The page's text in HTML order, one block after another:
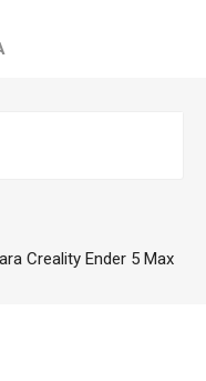
Creality Ender 5 Max